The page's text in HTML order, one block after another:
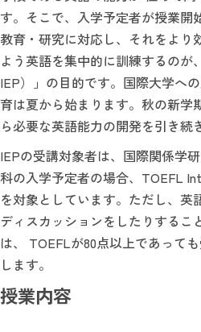
す。そこで、入学予定者が授業開
教育・研究に対応し、それをより
よう英語を集中的に訓練するのが
IEP）」の目的です。国際大学へ
育は夏から始まります。秋の新学
ら必要な英語能力の開発を引き続
IEPの受講対象者は、国際関係学
科の入学予定者の場合、TOEFL
を対象としています。ただし、英
ディスカッションをしたりするこ
は、 TOEFLが80点以上であって
します。
授業内容